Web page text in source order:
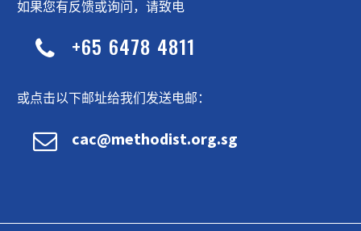
如果您有反馈或询问，请致电

 +65 6478 4811
或点击以下邮址给我们发送电邮：

 cac@methodist.org.sg